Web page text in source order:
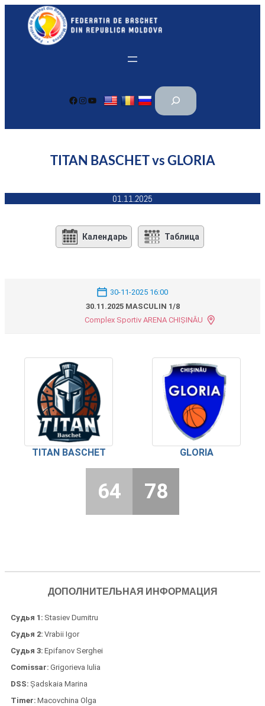
Перейти
содержимому
Facebook Instagram YouTube
П
и
TITAN BASCHET vs GLORIA
01.11.2025
Календарь Таблица
30-11-2025 16:00
30.11.2025 MASCULIN 1/8
Complex Sportiv ARENA CHIȘINĂU
TITAN BASCHET GLORIA
64 78
ДОПОЛНИТЕЛЬНАЯ ИНФОРМАЦИЯ
Судья 1 Stasiev Dumitru
Судья 2 Vrabii Igor
Судья 3 Epifanov Serghei
Comissar Grigorieva Iulia
DSS Șadskaia Marina
Timer Macovchina Olga